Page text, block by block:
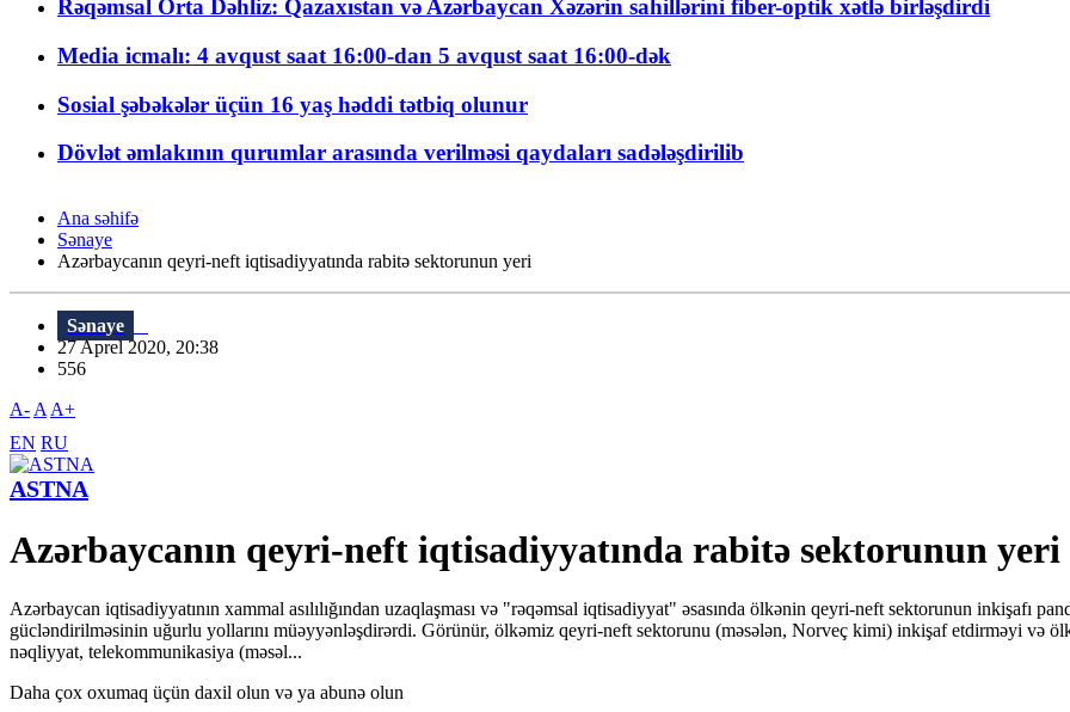
Rəqəmsal Orta Dəhliz: Qazaxıstan və Azərbaycan Xəzərin sahillərini fiber-optik xətlə birləşdirdi
Media icmalı: 4 avqust saat 16:00-dan 5 avqust saat 16:00-dək
Sosial şəbəkələr üçün 16 yaş həddi tətbiq olunur
Dövlət əmlakının qurumlar arasında verilməsi qaydaları sadələşdirilib
Ana səhifə
Sənaye
Azərbaycanın qeyri-neft iqtisadiyyatında rabitə sektorunun yeri
Sənaye
27 Aprel 2020, 20:38
556
A- A A+
EN RU
ASTNA
Azərbaycanın qeyri-neft iqtisadiyyatında rabitə sektorunun yeri
Azərbaycan iqtisadiyyatının xammal asılılığından uzaqlaşması və "rəqəmsal iqtisadiyyat" əsasında ölkənin qeyri-neft sektorunun inkişafı
gücləndirilməsinin uğurlu yollarını müəyyənləşdirərdi. Görünür, ölkəmiz qeyri-neft sektorunu (məsələn, Norveç kimi) inkişaf etdirməyi və
nəqliyyat, telekommunikasiya (məsəl...
Daha çox oxumaq üçün daxil olun və ya abunə olun